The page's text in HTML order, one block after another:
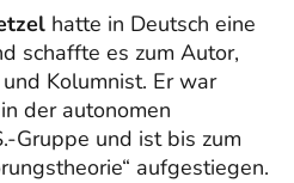
hatte in Deutsch eine
schaffte es zum Autor,
Kolumnist. Er war
der autonomen
Gruppe und ist bis zum
aufgestiegen.